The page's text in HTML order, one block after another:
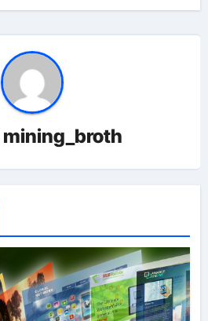
mining_broth